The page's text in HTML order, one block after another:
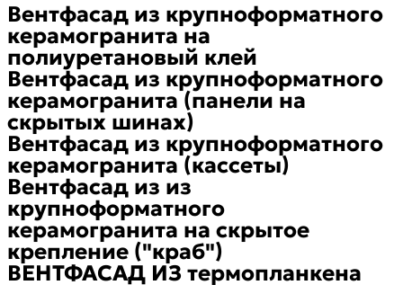
Вентфасад из крупноформатного
керамогранита на
полиуретановый клей
Вентфасад из крупноформатного
керамогранита (панели на
скрытых шинах)
Вентфасад из крупноформатного
керамогранита (кассеты)
Вентфасад из из
крупноформатного
керамогранита на скрытое
крепление ("краб")
ВЕНТФАСАД ИЗ термопланкена